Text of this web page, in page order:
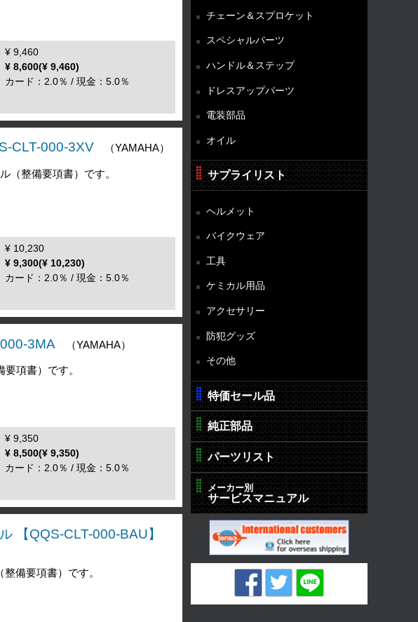
¥ 9,460
¥ 8,600(¥ 9,460)
カード：2.0％ / 現金：5.0％
CLT-000-3XV （YAMAHA）
（整備要項書）です。
¥ 10,230
¥ 9,300(¥ 10,230)
カード：2.0％ / 現金：5.0％
3MA （YAMAHA）
項書）です。
¥ 9,350
¥ 8,500(¥ 9,350)
カード：2.0％ / 現金：5.0％
【QQS-CLT-000-BAU】
備要項書）です。
チェーン＆スプロケット
スペシャルパーツ
ハンドル＆ステップ
ドレスアップパーツ
電装部品
オイル
サプライリスト
ヘルメット
バイクウェア
工具
ケミカル用品
アクセサリー
防犯グッズ
その他
特価セール品
純正部品
パーツリスト
メーカー別
サービスマニュアル